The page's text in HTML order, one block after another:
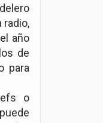
radio,
año
de
para
o